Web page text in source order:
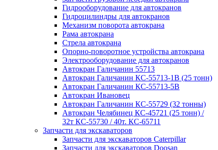
Гидрооборудование для автокранов
Гидроцилиндры для автокранов
Механизм поворота автокрана
Рама автокрана
Стрела автокрана
Опорно-поворотное устройства автокрана
Электрооборудование для автокранов
Автокран Галичанин 55713
Автокран Галичанин КС-55713-1В (25 тонн)
Автокран Галичанин КС-55713-5В
Автокран Ивановец
Автокран Галичанин КС-55729 (32 тонны)
Автокран Челябинец КС-45721 (25 тонн) /
32т КС-55730 / 40т. КС-65711
Запчасти для экскаваторов
Запчасти для экскаваторов Caterpillar
Запчасти для экскаваторов Doosan